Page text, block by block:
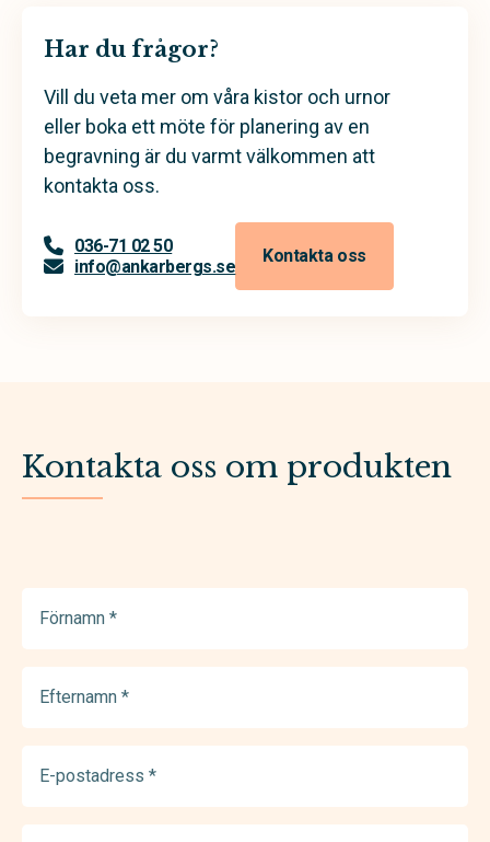
Har du frågor?
Vill du veta mer om våra kistor och urnor
eller boka ett möte för planering av en
begravning är du varmt välkommen att
kontakta oss.
036-71 02 50
info@ankarbergs.se
Kontakta oss
Kontakta oss om produkten
(Required)
(Required)
postadress